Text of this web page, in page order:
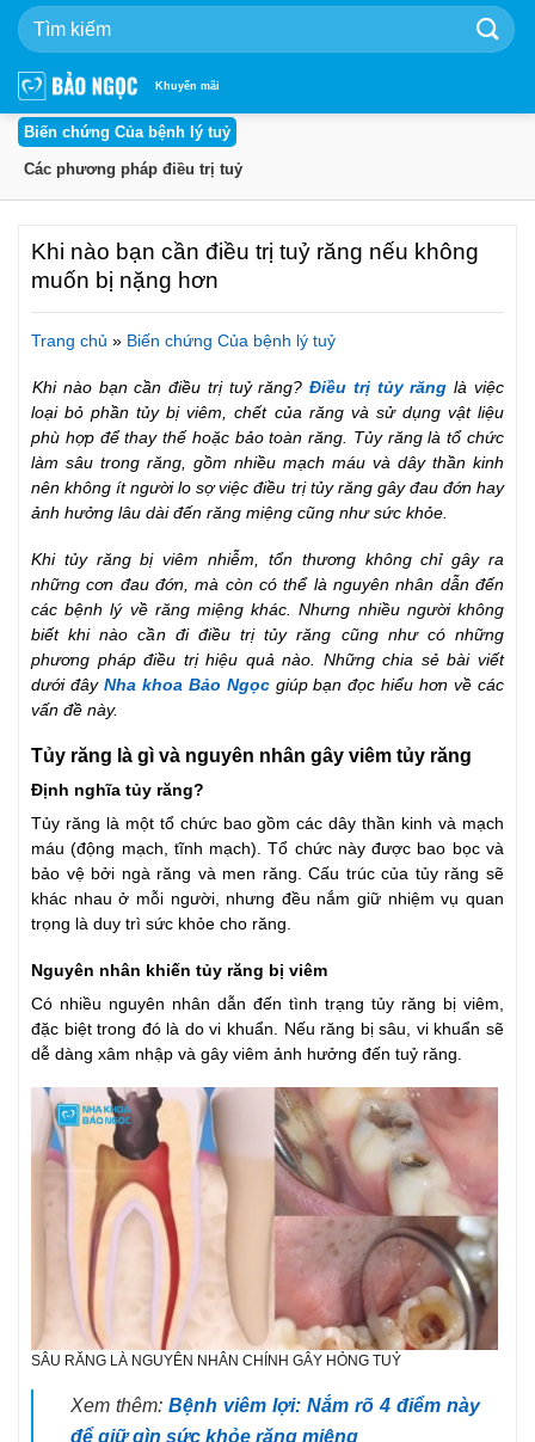
qua
dung
Khuyến mãi
Biến chứng Của bệnh lý tuỷ
Các phương pháp điều trị tuỷ
Khi nào bạn cần điều trị tuỷ răng nếu không
muốn bị nặng hơn
Trang chủ » Biến chứng Của bệnh lý tuỷ
Khi nào bạn cần điều trị tuỷ răng?Điều trịtủy răng là việc
loại bỏ phần tủy bị viêm, chết của răng và sử dụng vật liệu
phù hợp để thay thế hoặc bảo toàn răng. Tủy răng là tổ chức
làm sâu trong răng, gồm nhiều mạch máu và dây thần kinh
nên không ít người lo sợ việc điều trị tủy răng gây đau đớn hay
ảnh hưởng lâu dài đến răng miệng cũng như sức khỏe.
Khi tủy răng bị viêm nhiễm, tổn thương không chỉ gây ra
những cơn đau đớn, mà còn có thể là nguyên nhân dẫn đến
các bệnh lý về răng miệng khác. Nhưng nhiều người không
biết khi nào cần đi điều trị tủy răng cũng như có những
phương pháp điều trị hiệu quả nào. Những chia sẻ bài viết
dưới đây Nha khoa Bảo Ngọcgiúp bạn đọc hiểu hơn về các
vấn đề này.
Tủy răng là gì và nguyên nhân gây viêm tủy răng
Định nghĩa tủy răng?
Tủy răng là một tổ chức bao gồm các dây thần kinh và mạch
máu (động mạch, tĩnh mạch). Tổ chức này được bao bọc và
bảo vệ bởi ngà răng và men răng. Cấu trúc của tủy răng sẽ
khác nhau ở mỗi người, nhưng đều nắm giữ nhiệm vụ quan
trọng là duy trì sức khỏe cho răng.
Nguyên nhân khiến tủy răng bị viêm
Có nhiều nguyên nhân dẫn đến tình trạng tủy răng bị viêm,
đặc biệt trong đó là do vi khuẩn. Nếu răng bị sâu, vi khuẩn sẽ
dễ dàng xâm nhập và gây viêm ảnh hưởng đến tuỷ răng.
SÂU RĂNG LÀ NGUYÊN NHÂN CHÍNH GÂY HỎNG TUỶ
Xem thêm: Bệnh viêm lợi: Nắm rõ 4 điểm này
để giữ gìn sức khỏe răng miệng